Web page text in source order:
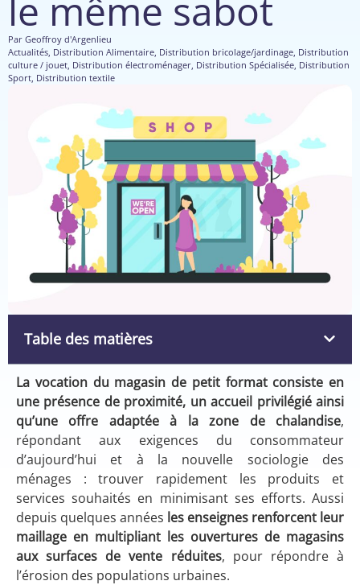
le même sabot
Par Geoffroy d'Argenlieu
Actualités, Distribution Alimentaire, Distribution bricolage/jardinage, Distribution
culture / jouet, Distribution électroménager, Distribution Spécialisée, Distribution
Sport, Distribution textile
Table des matières
La vocation du magasin de petit format consiste en
une présence de proximité, un accueil privilégié ainsi
qu’une offre adaptée à la zone de chalandise,
répondant aux exigences du consommateur
d’aujourd’hui et à la nouvelle sociologie des
ménages : trouver rapidement les produits et
services souhaités en minimisant ses efforts. Aussi
depuis quelques années les enseignes renforcent leur
maillage en multipliant les ouvertures de magasins
aux surfaces de vente réduites, pour répondre à
l’érosion des populations urbaines.